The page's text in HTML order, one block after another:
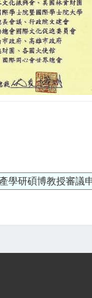
學研碩博教授審議